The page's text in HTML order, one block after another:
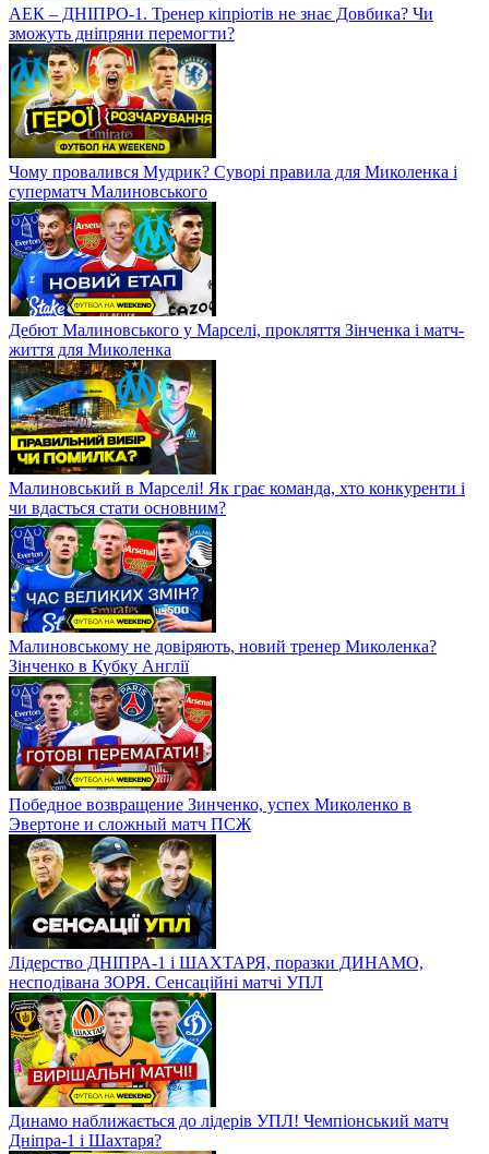
АЕК – ДНІПРО-1. Тренер кіпріотів не знає Довбика? Чи
зможуть дніпряни перемогти?
Чому провалився Мудрик? Суворі правила для Миколенка і
суперматч Малиновського
Дебют Малиновського у Марселі, прокляття Зінченка і матч-
життя для Миколенка
Малиновський в Марселі! Як грає команда, хто конкуренти і
чи вдасться стати основним?
Малиновському не довіряють, новий тренер Миколенка?
Зінченко в Кубку Англії
Победное возвращение Зинченко, успех Миколенко в
Эвертоне и сложный матч ПСЖ
Лідерство ДНІПРА-1 і ШАХТАРЯ, поразки ДИНАМО,
несподівана ЗОРЯ. Сенсаційні матчі УПЛ
Динамо наближається до лідерів УПЛ! Чемпіонський матч
Дніпра-1 і Шахтаря?